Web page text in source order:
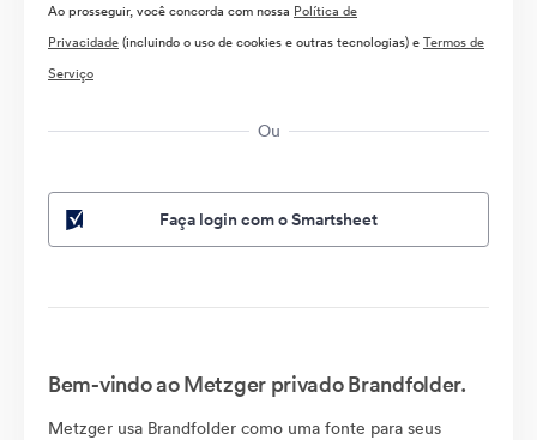
Ao prosseguir, você concorda com nossa Política de
Privacidade(incluindo o uso de cookies e outras tecnologias) eTermos de
Serviço
Ou
Faça login com o Smartsheet
Bem-vindo ao Metzger privado Brandfolder.
Metzger usa Brandfolder como uma fonte para seus